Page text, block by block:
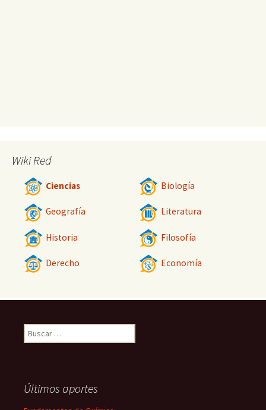
Wiki Red
Ciencias Biología
Geografía Literatura
Historia Filosofía
Derecho Economía
Buscar:
Últimos aportes